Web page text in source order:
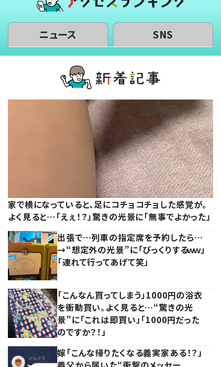
ニュース SNS
家で横になっていると、足にコチョコチョした感覚が。
よく見ると…「えぇ！？」驚きの光景に「無事でよかった」
出張で…列車の指定席を予約したら…
→“想定外の光景”に「びっくりするｗｗ」
「連れて行ってあげて笑」
「こんなん買ってしまう」1000円の浴衣
を衝動買い。よく見ると…“驚きの光
景”に「これは即買い」「1000円だった
のですか？！」
嫁「こんな帰りたくなる義実家ある！？」